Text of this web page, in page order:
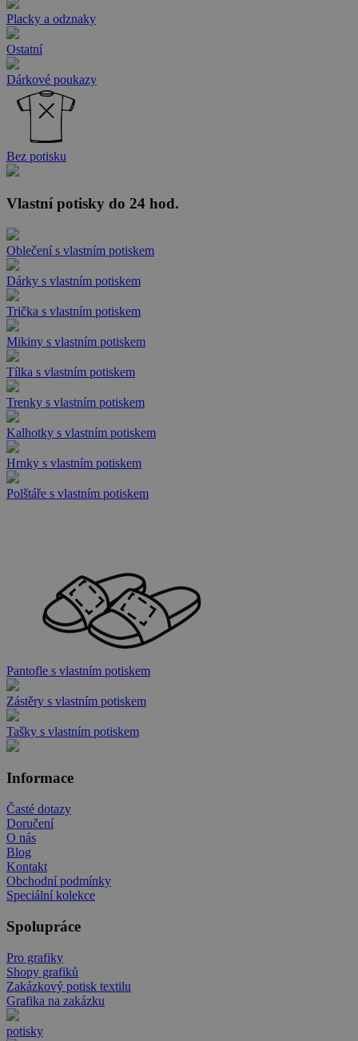
Placky a odznaky
Ostatní
Dárkové poukazy
Bez potisku
Vlastní potisky do 24 hod.
Oblečení s vlastním potiskem
Dárky s vlastním potiskem
Trička s vlastním potiskem
Mikiny s vlastním potiskem
Tílka s vlastním potiskem
Trenky s vlastním potiskem
Kalhotky s vlastním potiskem
Hrnky s vlastním potiskem
Polštáře s vlastním potiskem
Pantofle s vlastním potiskem
Zástěry s vlastním potiskem
Tašky s vlastním potiskem
Informace
Časté dotazy
Doručení
O nás
Blog
Kontakt
Obchodní podmínky
Speciální kolekce
Spolupráce
Pro grafiky
Shopy grafiků
Zakázkový potisk textilu
Grafika na zakázku
potisky